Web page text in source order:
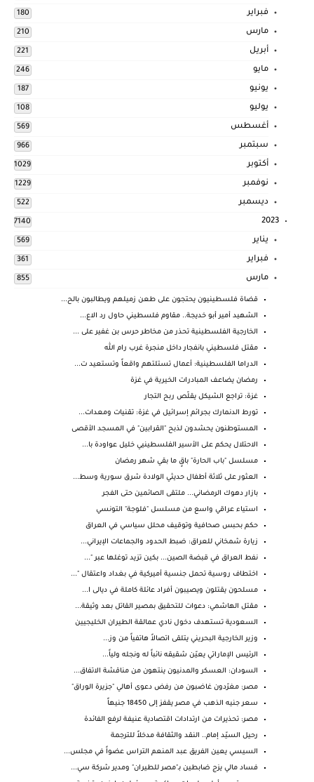
فبراير 180
مارس 210
أبريل 221
مايو 246
يونيو 187
يوليو 108
أغسطس 569
سبتمبر 966
أكتوبر 1029
نوفمبر 1229
ديسمبر 522
2023
7140
يناير 569
فبراير 361
مارس 855
قضاة فلسطينيون يحتجون على طعن زميلهم ويطالبون بالح...
الشهيد أمير أبو خديجة.. مقاوم فلسطيني حاول رد الاع...
الخارجية الفلسطينية تحذر من مخاطر حرس بن غفير على ...
مقتل فلسطيني بانفجار داخل منجرة غرب رام الله
الدراما الفلسطينية: أعمال تستلتهم واقعاً وتستعيد ت...
رمضان يضاعف المبادرات الخيرية في غزة
غزة: تراجع الشيكل يقلّص ربح التجار
تورط الدنمارك بجرائم إسرائيل في غزة: تقنيات ومعدات...
المستوطنون يحشدون لذبح "القرابين" في المسجد الأقصى
الاحتلال يحكم على الأسير الفلسطينيي خليل عواودة با...
مسلسل "باب الحارة" باقٍ ما بقي شهر رمضان
العثور على ثلاثة أطفال حديثي الولادة شرق سورية وسط...
بازار دهوك الرمضاني... ملتقى الصائمين حتى الفجر
استياء عراقي واسع من مسلسل "فلوجة" التونسي
حكم بحبس صحافية وتوقيف محلل سياسي في العراق
زيارة شمخاني للعراق: ضبط الحدود والجماعات الإيراني...
نفط العراق في قبضة الصين... بكين تزيد توغلها عبر "...
اختطاف روسية تحمل جنسية أميركية في بغداد واعتقال "...
مسلحون يقتلون ويصيبون أفراد عائلة كاملة في ديالى ا...
مقتل الهاشمي: دعوات للتحقيق بمصير القاتل بعد وثيقة...
السعودية تستهدف دخول نادي عمالقة الطيران الخليجيين
وزير الخارجية البحريني يتلقى اتصالاً هاتفياً من وز...
الرئيس الإماراتي يعيّن شقيقه نائباً له ونجله ولياً...
السودان: العسكر والمدنيون ينتهون من مناقشة الاتفاق...
مصر: مغرّدون غاضبون من رفض دعوى أهالي "جزيرة الوراق"
سعر جنيه الذهب في مصر يقفز إلى 18450 جنيهاً
مصر: تحذيرات من ارتدادات اقتصادية عنيفة لرفع الفائدة
رحيل السيّد إمام.. النقد والثقافة مدخلاً للترجمة
السيسي يعين الفريق عبد المنعم التراس عضواً في مجلس...
فساد مالي يزج ضابطين بـ"مصر للطيران" ومدير شركة سي...